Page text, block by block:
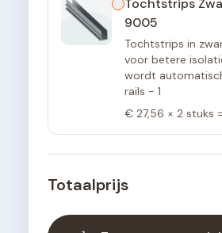
Tochtstrips
9005
Tochtstrips in
voor betere
wordt
rails - 1
€ 27,56 × 2 stuks =
Totaalprijs